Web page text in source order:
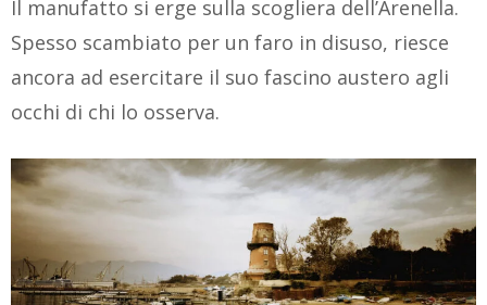
Il manufatto si erge sulla scogliera dell’Arenella.
Spesso scambiato per un faro in disuso, riesce
ancora ad esercitare il suo fascino austero agli
occhi di chi lo osserva.